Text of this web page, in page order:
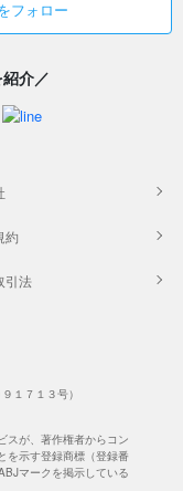
フォロー
介／
約
引法
スが、著作権者からコン
を示す登録商標（登録番
マークを掲示している